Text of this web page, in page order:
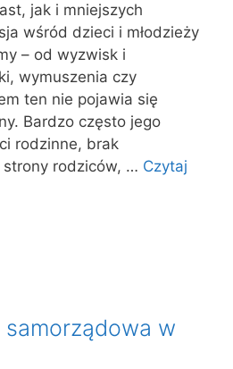
jak i mniejszych
wśród dzieci i młodzieży
– od wyzwisk i
wymuszenia czy
ten nie pojawia się
Bardzo często jego
rodzinne, brak
rodziców, … Czytaj
w